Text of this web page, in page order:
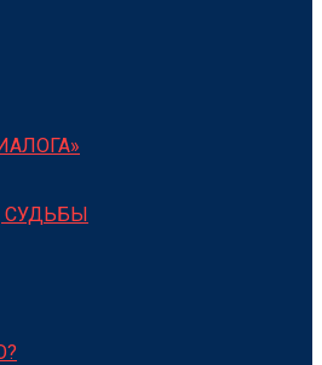
СУДЬБЫ